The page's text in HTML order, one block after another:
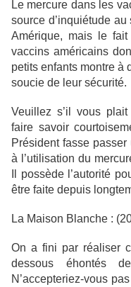
Le mercure dans les
source d’inquiétude
Amérique, mais le
vaccins américains
petits enfants montre à
soucie de leur sécurité.
Veuillez s’il vous
faire savoir
Président fasse
à l’utilisation du
Il possède l’autorité
être faite depuis
La Maison Blanche :
On a fini par réaliser
dessous éhontés
N’accepteriez-vous